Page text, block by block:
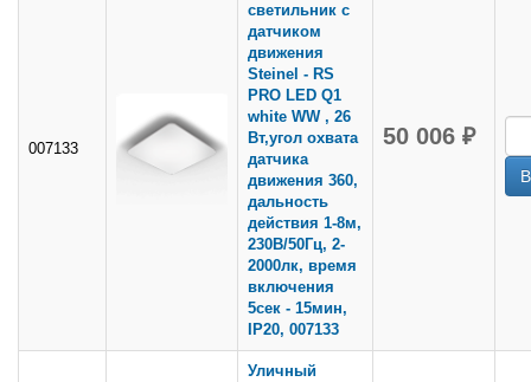
007133
светильник с
датчиком
движения
Steinel - RS
PRO LED Q1
white WW , 26
Вт,угол охвата
датчика
движения 360,
дальность
действия 1-8м,
230В/50Гц, 2-
2000лк, время
включения
5сек - 15мин,
IP20, 007133
50 006 ₽
Уличный